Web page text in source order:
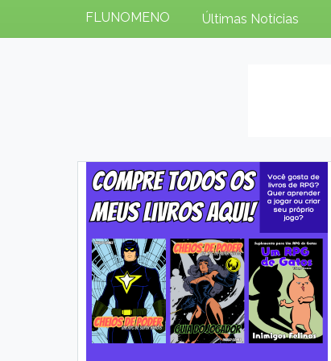
FLUNOMENO Últimas Notícias